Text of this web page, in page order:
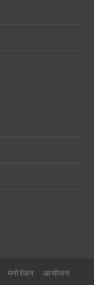
मनोरंजन आयोजन